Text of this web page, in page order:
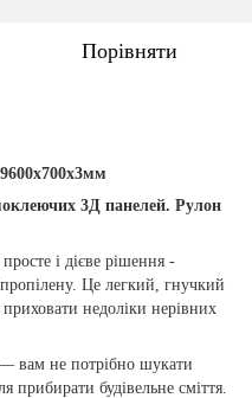
Порівняти
3Д панелей. Рулон
і дієве рішення -
Це легкий, гнучкий
недоліки нерівних
вам не потрібно шукати
прибирати будівельне сміття.